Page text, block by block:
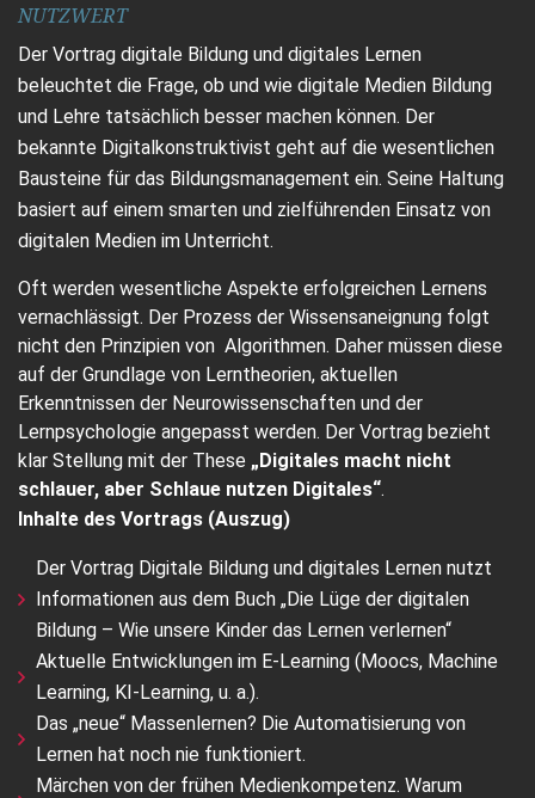
NUTZWERT
Der Vortrag digitale Bildung und digitales Lernen
beleuchtet die Frage, ob und wie digitale Medien Bildung
und Lehre tatsächlich besser machen können. Der
bekannte Digitalkonstruktivist geht auf die wesentlichen
Bausteine für das Bildungsmanagement ein. Seine Haltung
basiert auf einem smarten und zielführenden Einsatz von
digitalen Medien im Unterricht.
Oft werden wesentliche Aspekte erfolgreichen Lernens
vernachlässigt. Der Prozess der Wissensaneignung folgt
nicht den Prinzipien von Algorithmen. Daher müssen diese
auf der Grundlage von Lerntheorien, aktuellen
Erkenntnissen der Neurowissenschaften und der
Lernpsychologie angepasst werden. Der Vortrag bezieht
klar Stellung mit der These „Digitales macht nicht
schlauer, aber Schlaue nutzen Digitales“.
Inhalte des Vortrags (Auszug)
Der Vortrag Digitale Bildung und digitales Lernen nutzt
Informationen aus dem Buch „Die Lüge der digitalen
Bildung – Wie unsere Kinder das Lernen verlernen“
Aktuelle Entwicklungen im E-Learning (Moocs, Machine
Learning, KI-Learning, u. a.).
Das „neue“ Massenlernen? Die Automatisierung von
Lernen hat noch nie funktioniert.
Märchen von der frühen Medienkompetenz. Warum